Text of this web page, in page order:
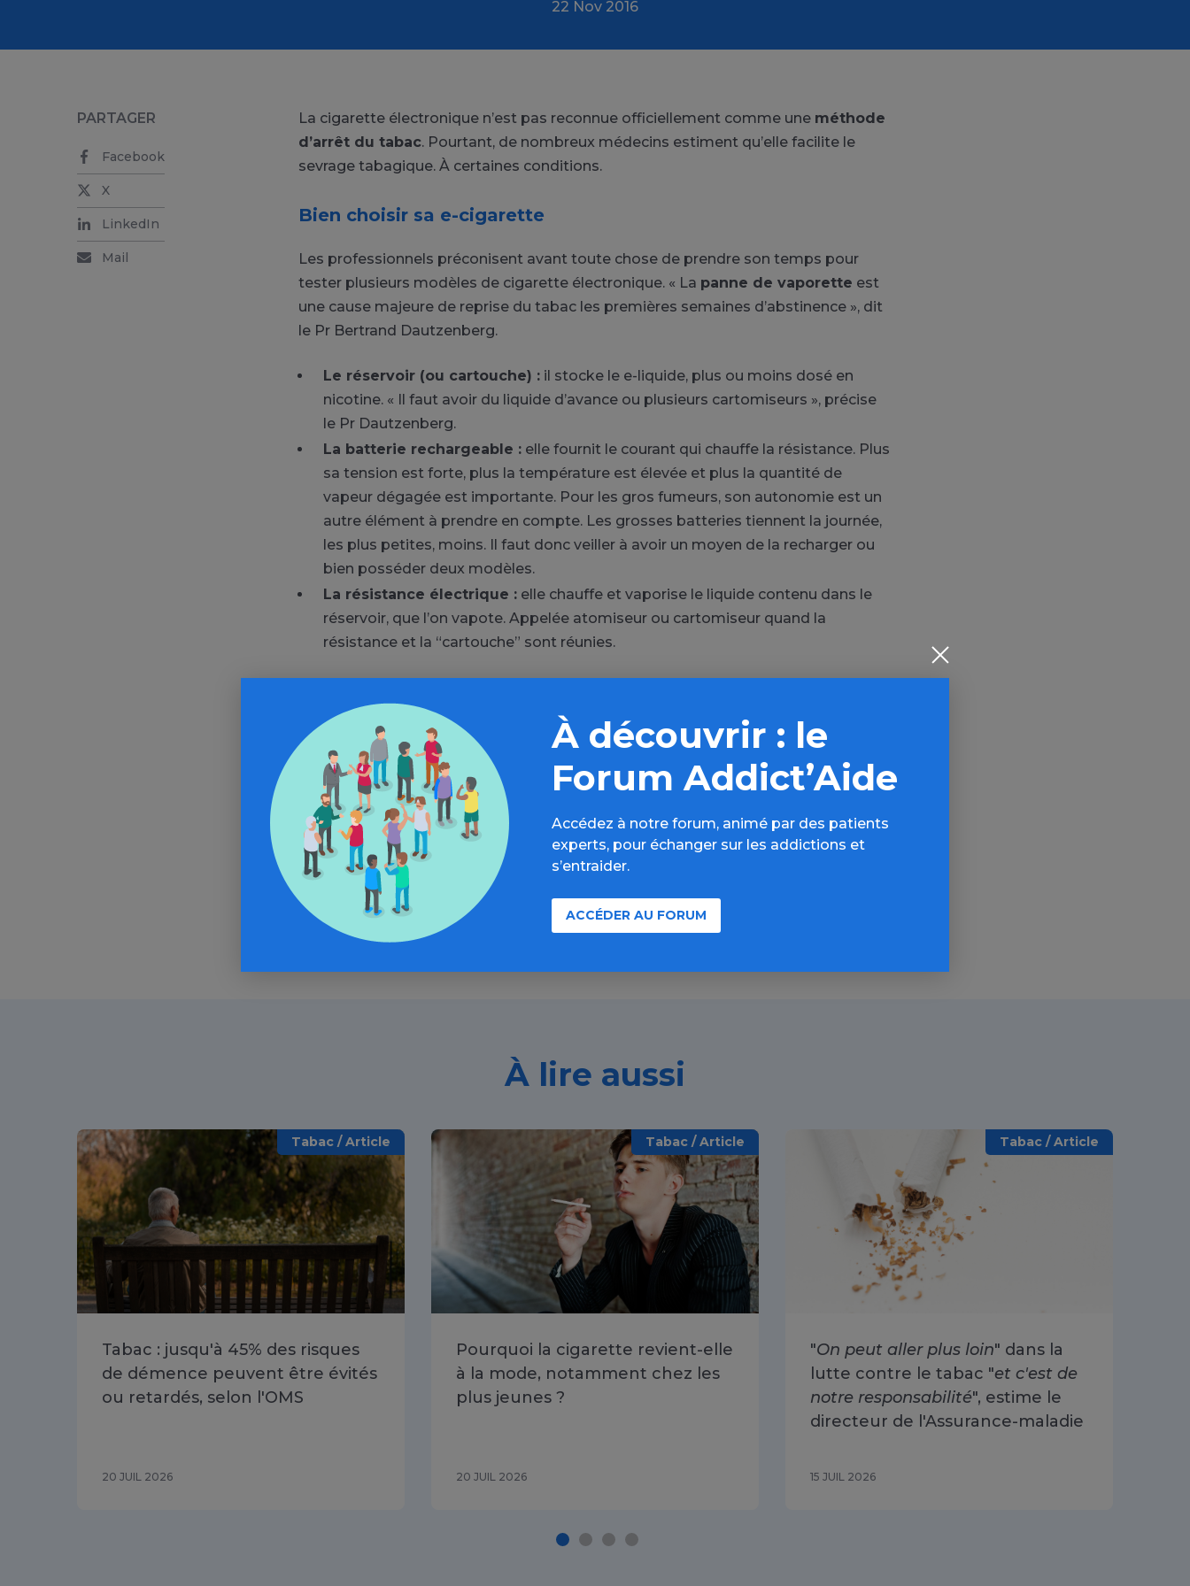
22 Nov 2016
La cigarette électronique n’est pas reconnue officiellement comme une méthode
d’arrêt du tabac. Pourtant, de nombreux médecins estiment qu’elle facilite le
sevrage tabagique. À certaines conditions.
Bien choisir sa e-cigarette
Les professionnels préconisent avant toute chose de prendre son temps pour
tester plusieurs modèles de cigarette électronique. « La panne de vaporette est
une cause majeure de reprise du tabac les premières semaines d’abstinence », dit
le Pr Bertrand Dautzenberg.
Le réservoir (ou cartouche) : il stocke le e-liquide, plus ou moins dosé en
nicotine. « Il faut avoir du liquide d’avance ou plusieurs cartomiseurs », précise
le Pr Dautzenberg.
La batterie rechargeable : elle fournit le courant qui chauffe la résistance. Plus
sa tension est forte, plus la température est élevée et plus la quantité de
vapeur dégagée est importante. Pour les gros fumeurs, son autonomie est un
autre élément à prendre en compte. Les grosses batteries tiennent la journée,
les plus petites, moins. Il faut donc veiller à avoir un moyen de la recharger ou
bien posséder deux modèles.
La résistance électrique : elle chauffe et vaporise le liquide contenu dans le
réservoir, que l’on vapote. Appelée atomiseur ou cartomiseur quand la
résistance et la “cartouche” sont réunies.
PARTAGER
Facebook
X
LinkedIn
Mail
Aller plus loin sur l’espace Tabac
Informations, parcours d’évaluations, bonnes pratiques, FAQ,
annuaires, ressources, actualités...
Découvrir
À lire aussi
Tabac / Article
Tabac : jusqu'à 45% des risques
de démence peuvent être évités
ou retardés, selon l'OMS
20 JUIL 2026
Tabac / Article
Pourquoi la cigarette revient-elle
à la mode, notamment chez les
plus jeunes ?
20 JUIL 2026
Tabac / Article
"On peut aller plus loin" dans la
lutte contre le tabac "et c'est de
notre responsabilité", estime le
directeur de l'Assurance-maladie
15 JUIL 2026
À découvrir : le
Forum Addict’Aide
Accédez à notre forum, animé par des patients
experts, pour échanger sur les addictions et
s’entraider.
ACCÉDER AU FORUM